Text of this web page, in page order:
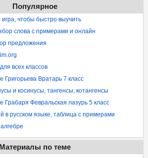
Популярное
чтобы быстро выучить
слова с примерами и онлайн
предложения
всех классов
Григорьева Вратарь 7 класс
и косинусы, тангенсы, котангенсы
Грабаря Февральская лазурь 5 класс
в русском языке, таблица с примерами
Материалы по теме